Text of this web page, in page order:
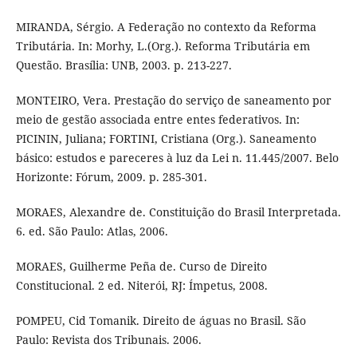
MIRANDA, Sérgio. A Federação no contexto da Reforma
Tributária. In: Morhy, L.(Org.). Reforma Tributária em
Questão. Brasília: UNB, 2003. p. 213-227.
MONTEIRO, Vera. Prestação do serviço de saneamento por
meio de gestão associada entre entes federativos. In:
PICININ, Juliana; FORTINI, Cristiana (Org.). Saneamento
básico: estudos e pareceres à luz da Lei n. 11.445/2007. Belo
Horizonte: Fórum, 2009. p. 285-301.
MORAES, Alexandre de. Constituição do Brasil Interpretada.
6. ed. São Paulo: Atlas, 2006.
MORAES, Guilherme Peña de. Curso de Direito
Constitucional. 2 ed. Niterói, RJ: Ímpetus, 2008.
POMPEU, Cid Tomanik. Direito de águas no Brasil. São
Paulo: Revista dos Tribunais. 2006.